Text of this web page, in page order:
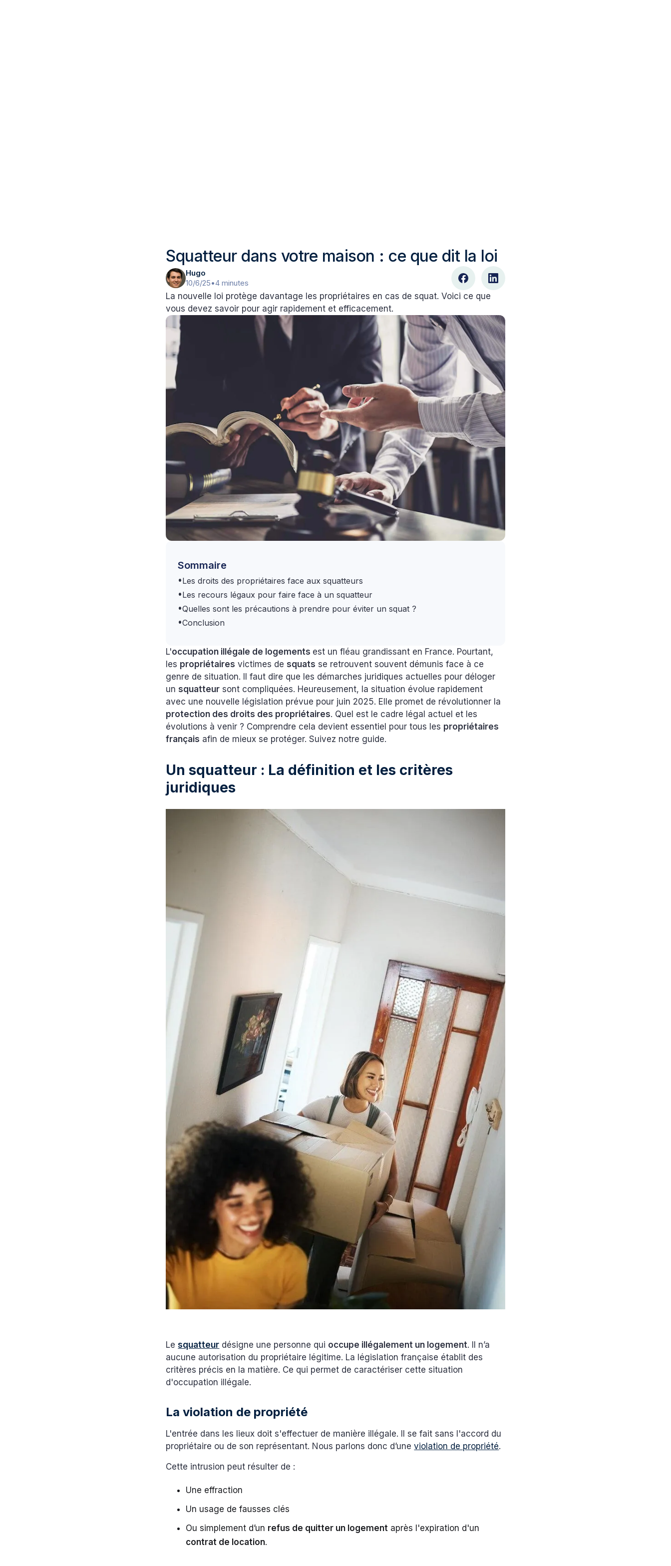
Squatteur dans votre maison : ce que dit la loi
Hugo
10/6/25•4 minutes
La nouvelle loi protège davantage les propriétaires en cas de squat. Voici ce que
vous devez savoir pour agir rapidement et efficacement.
Sommaire
•Les droits des propriétaires face aux squatteurs
•Les recours légaux pour faire face à un squatteur
•Quelles sont les précautions à prendre pour éviter un squat ?
•Conclusion
L'occupation illégale de logements est un fléau grandissant en France. Pourtant,
les propriétaires victimes desquats se retrouvent souvent démunis face à ce
genre de situation. Il faut dire que les démarches juridiques actuelles pour déloger
unsquatteur sont compliquées. Heureusement, la situation évolue rapidement
avec une nouvelle législation prévue pour juin 2025. Elle promet de révolutionner la
protection des droits des propriétaires. Quel est le cadre légal actuel et les
évolutions à venir ? Comprendre cela devient essentiel pour tous les propriétaires
français afin de mieux se protéger. Suivez notre guide.
Un squatteur : La définition et les critères
juridiques
Lesquatteur désigne une personne qui occupe illégalement un logement. Il n’a
aucune autorisation du propriétaire légitime. La législation française établit des
critères précis en la matière. Ce qui permet de caractériser cette situation
d'occupation illégale.
La violation de propriété
L'entrée dans les lieux doit s'effectuer de manière illégale. Il se fait sans l'accord du
propriétaire ou de son représentant. Nous parlons donc d’uneviolation de propriété.
Cette intrusion peut résulter de :
Une effraction
Un usage de fausses clés
Ou simplement d’un refus de quitter un logement après l'expiration d'un
contrat de location.